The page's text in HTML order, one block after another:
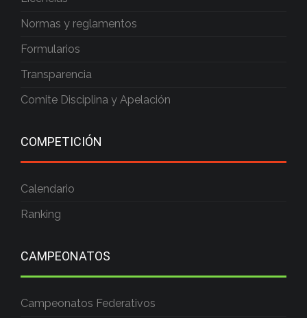
Normas y reglamentos
Formularios
Transparencia
Comite Disciplina y Apelación
COMPETICIÓN
Calendario
Ranking
CAMPEONATOS
Campeonatos Federativos